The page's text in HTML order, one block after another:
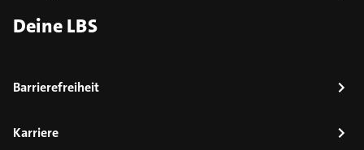
Deine LBS
Barrierefreiheit
Karriere